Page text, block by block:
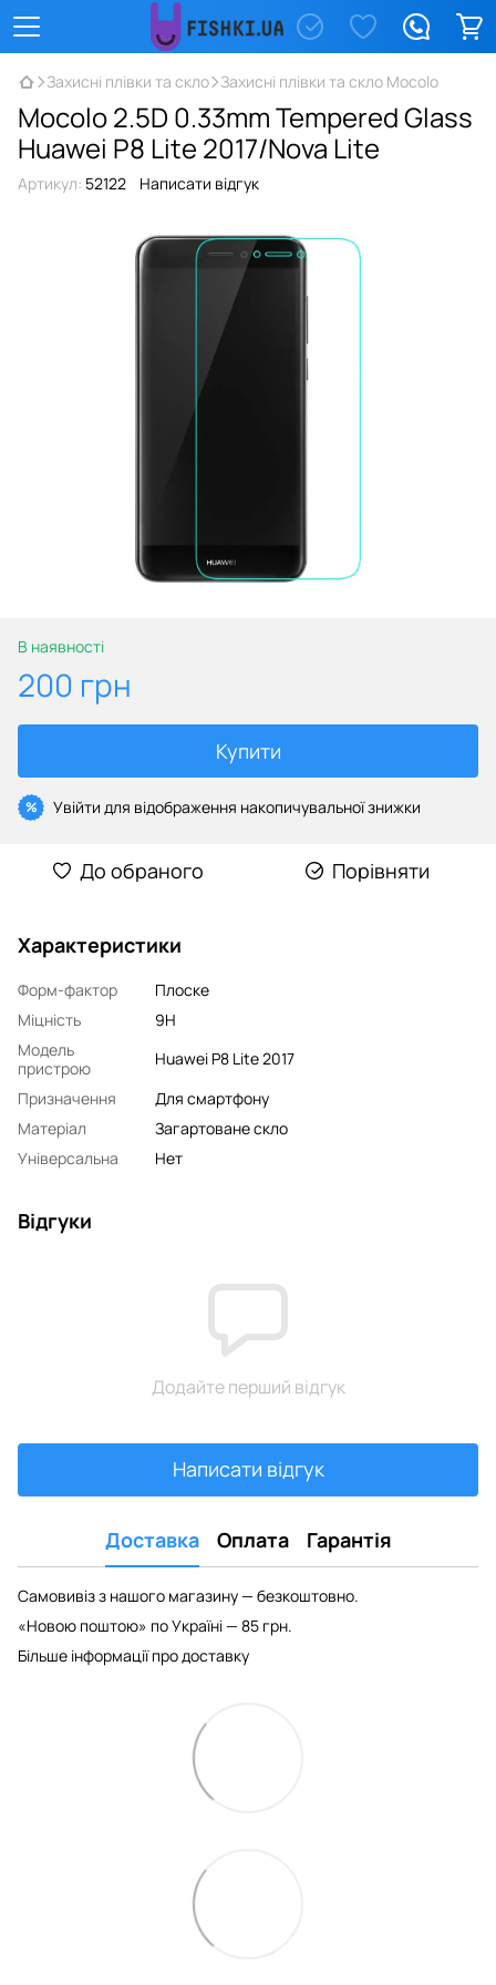
Захисні плівки та скло Захисні плівки та скло Mocolo
Mocolo 2.5D 0.33mm Tempered Glass
Huawei P8 Lite 2017/Nova Lite
Артикул: 52122 Написати відгук
В наявності
200 грн
Купити
% Увійти для відображення накопичувальної знижки
До обраного Порівняти
Характеристики
Форм-фактор
Плоске
Міцність
9H
Модель
пристрою
Huawei P8 Lite 2017
Призначення
Для смартфону
Матеріал
Загартоване скло
Універсальна
Нет
Відгуки
Додайте перший відгук
Написати відгук
Доставка Оплата Гарантія
Самовивіз з нашого магазину — безкоштовно.
«Новою поштою» по Україні — 85 грн.
Більше інформації про доставку